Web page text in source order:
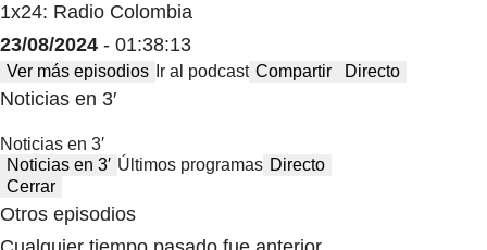
1x24: Radio Colombia
23/08/2024 - 01:38:13
Ver más episodios Ir al podcast Compartir Directo
Noticias en 3′
Noticias en 3′
Noticias en 3′ Últimos programas Directo
Cerrar
Otros episodios